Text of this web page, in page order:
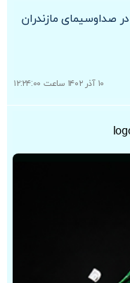
صداوسیمای مازندران
۱۰ آذر ۱۴۰۲ ساعت ۱۲:۲۴:۰۰